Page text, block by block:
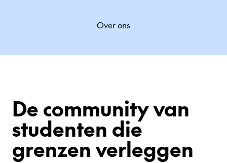
Over ons
De community van
studenten die
grenzen verleggen